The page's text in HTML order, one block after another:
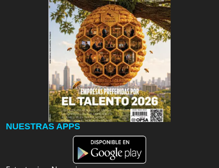
NUESTRAS APPS